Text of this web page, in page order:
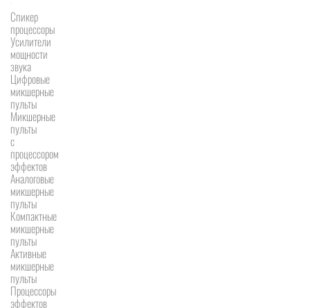
Спикер
процессоры
Усилители
мощности
звука
Цифровые
микшерные
пульты
Микшерные
пульты
с
процессором
эффектов
Аналоговые
микшерные
пульты
Компактные
микшерные
пульты
Активные
микшерные
пульты
Процессоры
эффектов